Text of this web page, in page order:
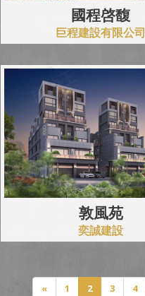
國程啓馥
巨程建設有限公司
敦風苑
奕誠建設
« 1 2 3 4